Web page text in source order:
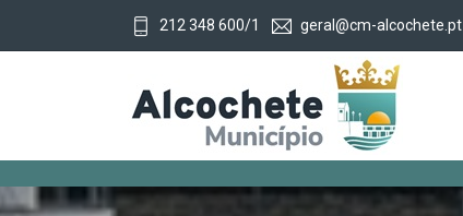
212 348 600/1 geral@cm-alcochete.pt